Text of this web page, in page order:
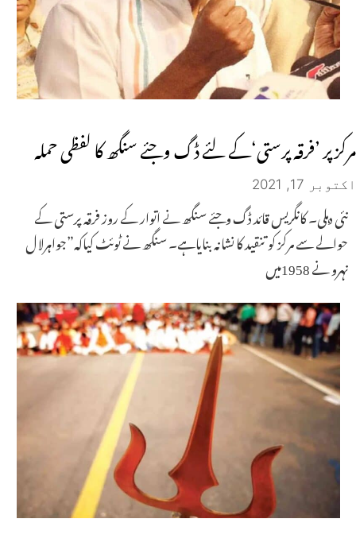
مرکز پر ’فرقہ پرستی‘کے لئے ڈگ وجئے سنگھ کا لفظی حملہ
اکتوبر 17, 2021
نئی دہلی۔ کانگریس قائد ڈگ وجئے سنگھ نے اتوار کے روز فرقہ پرستی کے
حوالے سے مرکز کو تنقید کا نشانہ بنایاہے۔ سنگھ نے ٹوئٹ کیاکہ”جواہرلا ل
نہرو نے 1958میں